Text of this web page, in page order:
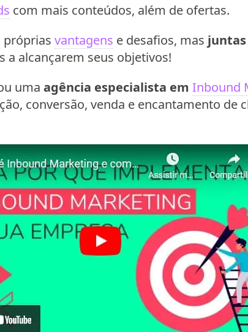
com mais conteúdos, além de ofertas.
próprias vantagens e desafios, mas
a alcançarem seus objetivos!
uma agência especialista em Inbound
conversão, venda e encantamento de